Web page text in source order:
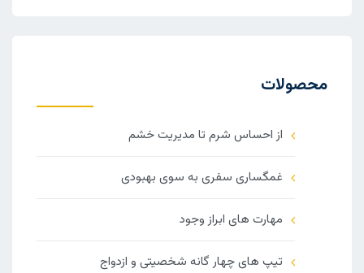
محصولات
از احساس شرم تا مدیریت خشم
غمگساری سفری به سوی بهبودی
مهارت های ابراز وجود
تیپ های چهار گانه شخصیتی و ازدواج